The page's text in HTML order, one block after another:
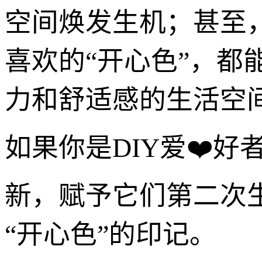
空间焕发生机；甚至
喜欢的“开心色”，都
力和舒适感的生活空
如果你是DIY爱❤️好
新，赋予它们第二次
“开心色”的印记。